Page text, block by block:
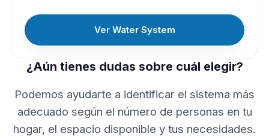
Ver Water System
¿Aún tienes dudas sobre cuál elegir?
Podemos ayudarte a identificar el sistema más
adecuado según el número de personas en tu
hogar, el espacio disponible y tus necesidades.